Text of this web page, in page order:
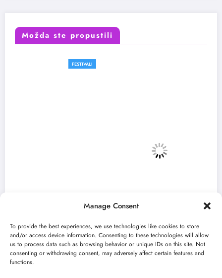
Manage Consent
To provide the best experiences, we use technologies like cookies to store
and/or access device information. Consenting to these technologies will allow
us to process data such as browsing behavior or unique IDs on this site. Not
consenting or withdrawing consent, may adversely affect certain features and
functions.
Možda ste propustili
„Najveći mali festival u Vojvodini“ i ovog